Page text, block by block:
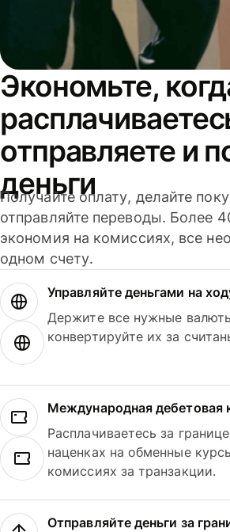
Экономьте,
отправляете и
деньги
Получайте оплату, делайте
отправляйте переводы. Более
экономия на комиссиях, все
одном счету.
Управляйте деньгами на
Держите все нужные
конвертируйте их за
Международная дебетовая
Расплачиваетесь за
наценках на обменные
комиссиях за транзакции.
Отправляйте деньги за